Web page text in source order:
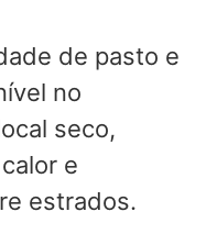
de pasto e
no
seco,
e
estrados.